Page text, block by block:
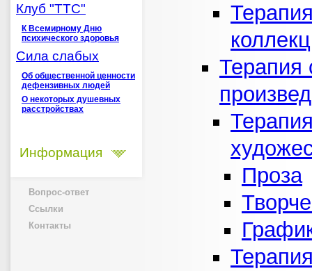
Клуб "ТТС"
К Всемирному Дню
психического здоровья
Сила слабых
Об общественной ценности
дефензивных людей
О некоторых душевных
расстройствах
Информация
Вопрос-ответ
Ссылки
Контакты
Терапия
Проза